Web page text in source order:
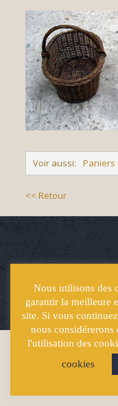
Voir aussi: Paniers
<< Retour
Site
Nous utilisons des
garantir la meilleure
site. Si vous
nous considérerons
l'utilisation des
cookies